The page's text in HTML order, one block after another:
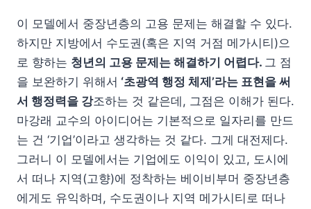
이 모델에서 중장년층의 고용 문제는 해결할 수 있다.
하지만 지방에서 수도권(혹은 지역 거점 메가시티)으
로 향하는 청년의 고용 문제는 해결하기 어렵다. 그 점
을 보완하기 위해서 ‘초광역 행정 체제’라는 표현을 써
서 행정력을 강조하는 것 같은데, 그점은 이해가 된다.
마강래 교수의 아이디어는 기본적으로 일자리를 만드
는 건 ‘기업’이라고 생각하는 것 같다. 그게 대전제다.
그러니 이 모델에서는 기업에도 이익이 있고, 도시에
서 떠나 지역(고향)에 정착하는 베이비부머 중장년층
에게도 유익하며, 수도권이나 지역 메가시티로 떠나